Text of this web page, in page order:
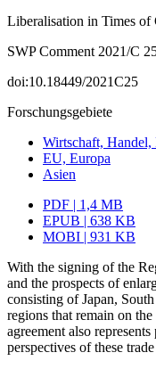
Liberalisation in Times
SWP Comment 2021/C
doi:10.18449/2021C25
Forschungsgebiete
Wirtschaft, Handel,
EU, Europa
Asien
PDF | 1,4 MB
EPUB | 638 KB
MOBI | 931 KB
With the signing of the
and the prospects of
consisting of Japan,
regions that remain on
agreement also
perspectives of these